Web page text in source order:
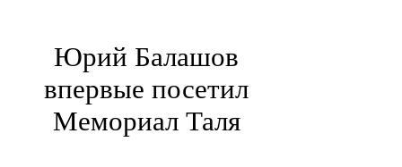
Юрий Балашов
впервые посетил
Мемориал Таля